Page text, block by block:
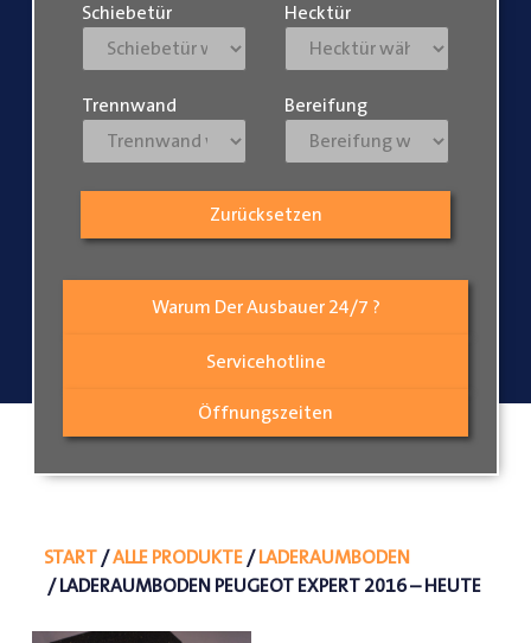
Warum Der Ausbauer 24/7 ?
Servicehotline
Öffnungszeiten
Schiebetür Hecktür
Trennwand Bereifung
Zurücksetzen
START/ALLE PRODUKTE/LADERAUMBODEN
/ LADERAUMBODEN PEUGEOT EXPERT 2016 – HEUTE